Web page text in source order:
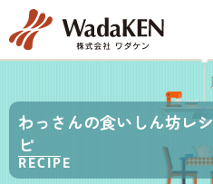
わっさんの食いしん坊レシ
ピ
RECIPE